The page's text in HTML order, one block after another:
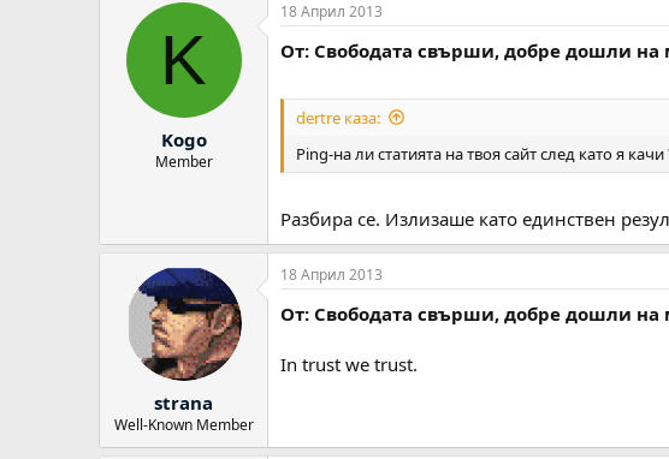
K
Kogo
Member
18 Април 2013
От: Свободата свърши, добре дошли на
dertre каза:
Ping-на ли статията на твоя сайт след като я
Разбира се. Излизаше като единствен
strana
Well-Known Member
18 Април 2013
От: Свободата свърши, добре дошли на
In trust we trust.